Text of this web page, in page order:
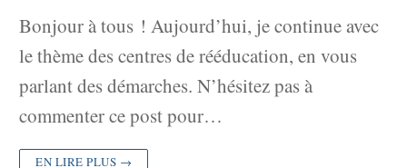
Bonjour à tous ! Aujourd’hui, je continue avec
le thème des centres de rééducation, en vous
parlant des démarches. N’hésitez pas à
commenter ce post pour…
EN LIRE PLUS →